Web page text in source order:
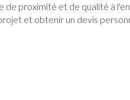
proximité et de qualité à
et obtenir un devis